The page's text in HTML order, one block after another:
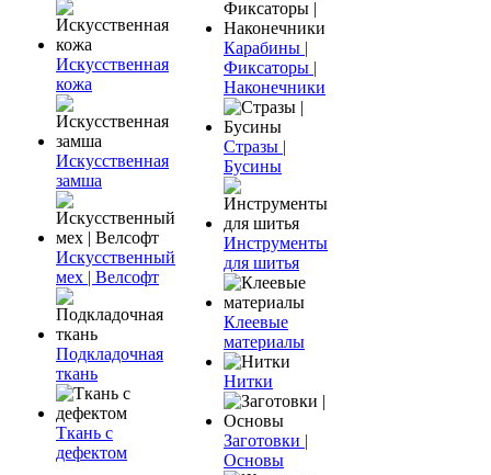
Искусственная
кожа
Искусственная
замша
Искусственный
мех | Велсофт
Подкладочная
ткань
Ткань с
дефектом
Карабины |
Фиксаторы |
Наконечники
Стразы |
Бусины
Инструменты
для шитья
Клеевые
материалы
Нитки
Заготовки |
Основы